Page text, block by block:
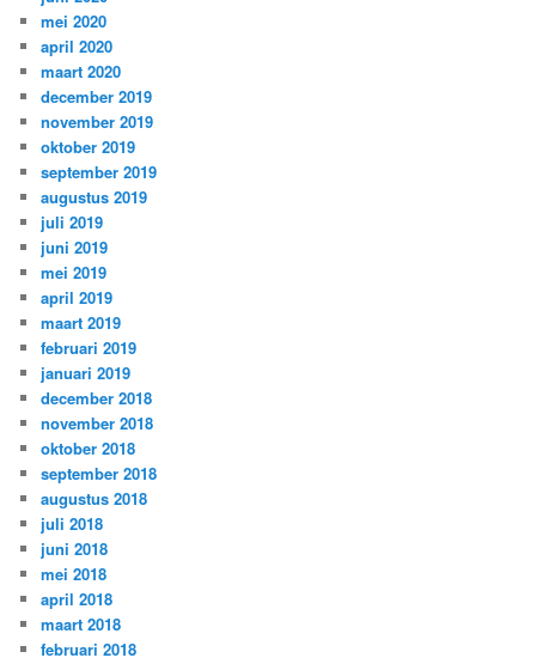
mei 2020
april 2020
maart 2020
december 2019
november 2019
oktober 2019
september 2019
augustus 2019
juli 2019
juni 2019
mei 2019
april 2019
maart 2019
februari 2019
januari 2019
december 2018
november 2018
oktober 2018
september 2018
augustus 2018
juli 2018
juni 2018
mei 2018
april 2018
maart 2018
februari 2018